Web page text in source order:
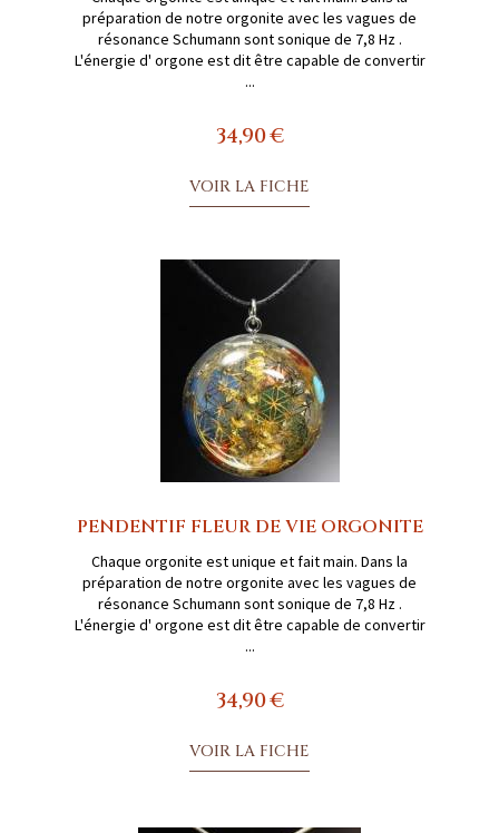
préparation de notre orgonite avec les vagues de
résonance Schumann sont sonique de 7,8 Hz .
L'énergie d' orgone est dit être capable de convertir
...
34,90 €
VOIR LA FICHE
PENDENTIF FLEUR DE VIE ORGONITE
Chaque orgonite est unique et fait main. Dans la
préparation de notre orgonite avec les vagues de
résonance Schumann sont sonique de 7,8 Hz .
L'énergie d' orgone est dit être capable de convertir
...
34,90 €
VOIR LA FICHE